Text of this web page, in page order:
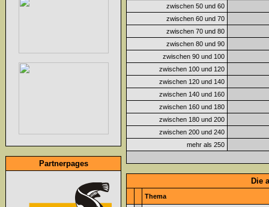
Partnerpages
zwischen 50 und 60
zwischen 60 und 70
zwischen 70 und 80
zwischen 80 und 90
zwischen 90 und 100
zwischen 100 und 120
zwischen 120 und 140
zwischen 140 und 160
zwischen 160 und 180
zwischen 180 und 200
zwischen 200 und 240
mehr als 250
Die
Thema